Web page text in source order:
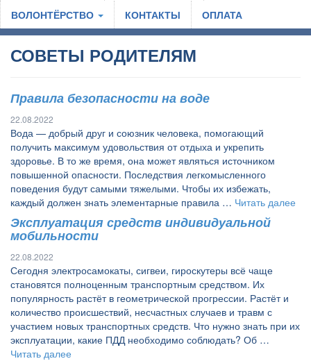
ВОЛОНТЁРСТВО
КОНТАКТЫ ОПЛАТА
СОВЕТЫ РОДИТЕЛЯМ
Правила безопасности на воде
22.08.2022
Вода — добрый друг и союзник человека, помогающий
получить максимум удовольствия от отдыха и укрепить
здоровье. В то же время, она может являться источником
повышенной опасности. Последствия легкомысленного
поведения будут самыми тяжелыми. Чтобы их избежать,
каждый должен знать элементарные правила … Читать далее
Эксплуатация средств индивидуальной
мобильности
22.08.2022
Сегодня электросамокаты, сигвеи, гироскутеры всё чаще
становятся полноценным транспортным средством. Их
популярность растёт в геометрической прогрессии. Растёт и
количество происшествий, несчастных случаев и травм с
участием новых транспортных средств. Что нужно знать при их
эксплуатации, какие ПДД необходимо соблюдать? Об …
Читать далее